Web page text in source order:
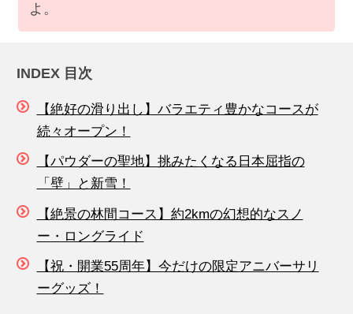
よ。
INDEX 目次
【絶好の滑り出し】バラエティ豊かなコースが
続々オープン！
【パウダーの聖地】挑みたくなる日本屈指の
「壁」と新雪！
【絶景の林間コース】約2kmの幻想的なスノ
ー・ロングライド
【祝・開業55周年】今だけの限定アニバーサリ
ーグッズ！